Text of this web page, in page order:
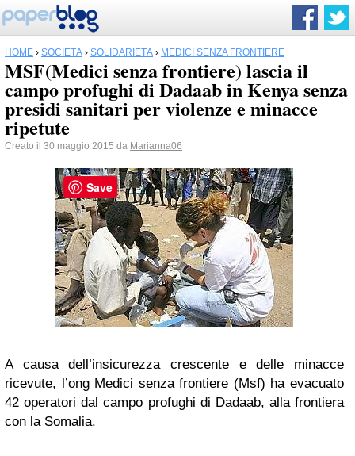
HOME › SOCIETÀ › SOLIDARIETÀ › MEDICI SENZA FRONTIERE
MSF(Medici senza frontiere) lascia il
campo profughi di Dadaab in Kenya senza
presidi sanitari per violenze e minacce
ripetute
Creato il 30 maggio 2015 da Marianna06
A causa dell’insicurezza crescente e delle minacce
ricevute, l’ong Medici senza frontiere (Msf) ha evacuato
42 operatori dal campo profughi di Dadaab, alla frontiera
con la Somalia.
Save